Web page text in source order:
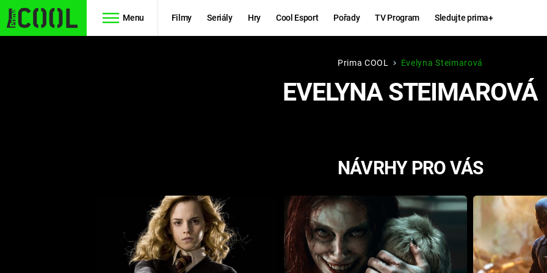
Menu Filmy Seriály Hry Cool Esport Pořady TV Program Sledujte prima+
PREDÁTOR
Hry
KINGDOM
DELIVERANCE
ESPORT
Zábava
CHUCK
NORRIS
Prima COOL Evelyna Steimarová
EVELYNA STEIMAROVÁ
NÁVRHY PRO VÁS